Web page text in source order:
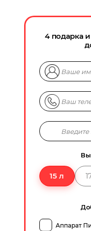
4 подарка и
15 л
Аппарат